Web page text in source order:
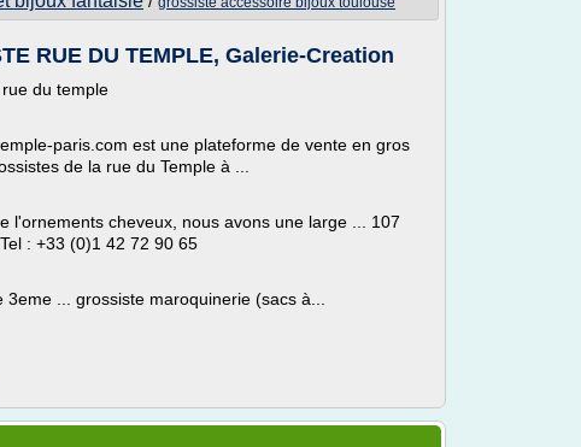
RUE DU TEMPLE, Galerie-Creation
du temple
paris.com est une plateforme de vente en gros
de la rue du Temple à ...
l'ornements cheveux, nous avons une large ... 107
: +33 (0)1 42 72 90 65
... grossiste maroquinerie (sacs à...